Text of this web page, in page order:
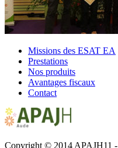
Missions des ESAT EA
Prestations
Nos produits
Avantages fiscaux
Contact
Copyright © 2014 APAJH11 -